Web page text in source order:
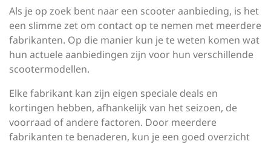
Als je op zoek bent naar een scooter aanbieding, is het
een slimme zet om contact op te nemen met meerdere
fabrikanten. Op die manier kun je te weten komen wat
hun actuele aanbiedingen zijn voor hun verschillende
scootermodellen.
Elke fabrikant kan zijn eigen speciale deals en
kortingen hebben, afhankelijk van het seizoen, de
voorraad of andere factoren. Door meerdere
fabrikanten te benaderen, kun je een goed overzicht